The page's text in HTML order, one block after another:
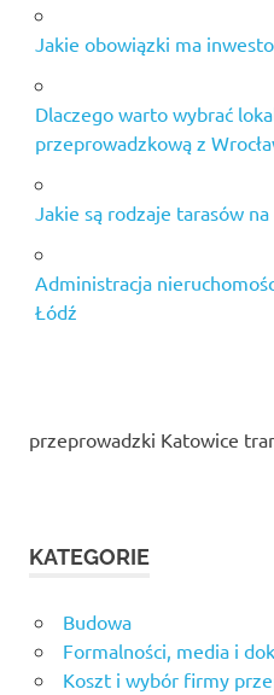
Jakie obowiązki ma
Dlaczego warto wybrać
przeprowadzkową z
Jakie są rodzaje tarasów
Administracja
Łódź
przeprowadzki Katowice
KATEGORIE
Budowa
Formalności, media i
Koszt i wybór firmy